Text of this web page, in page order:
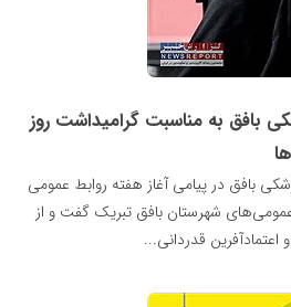
بافق به مناسبت گرامیداشت روز
بافق در پیامی آغاز هفته روابط عمومی
عمومی‌های شهرستان بافق تبریک گفت و از
قدردانی...